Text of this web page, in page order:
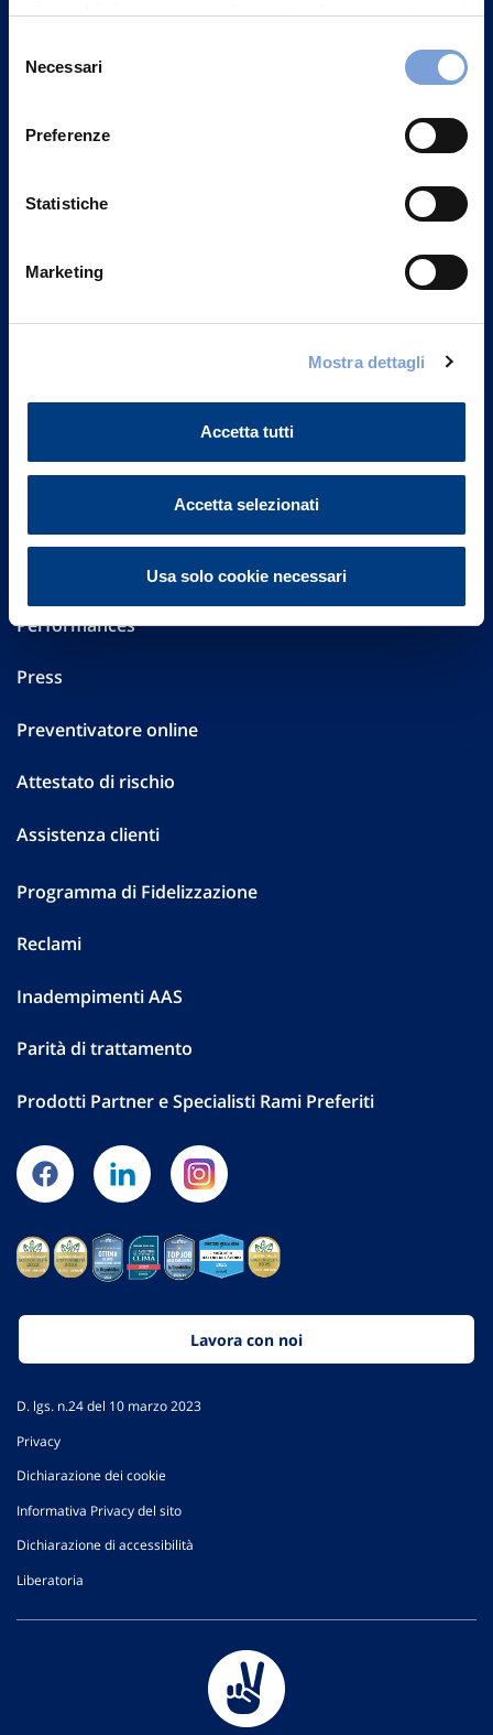
più su chi siamo, come può contattarci e come trattiamo i
può trovare nel footer del sito nella sezione "Informativa
delNecessari
Preferenze
Statistiche
Marketing
Mostra dettagli
Accetta tutti
Accetta selezionati
Usa solo cookie necessari
20149 Milano
Governance
Investor Relations
Performances
Press
Preventivatore online
Attestato di rischio
Assistenza clienti
Programma di Fidelizzazione
Reclami
Inadempimenti AAS
Parità di trattamento
Prodotti Partner e Specialisti Rami Preferiti
Lavora con noi
D. lgs. n.24 del 10 marzo 2023
Privacy
Dichiarazione dei cookie
Informativa Privacy del sito
Dichiarazione di accessibilità
Liberatoria